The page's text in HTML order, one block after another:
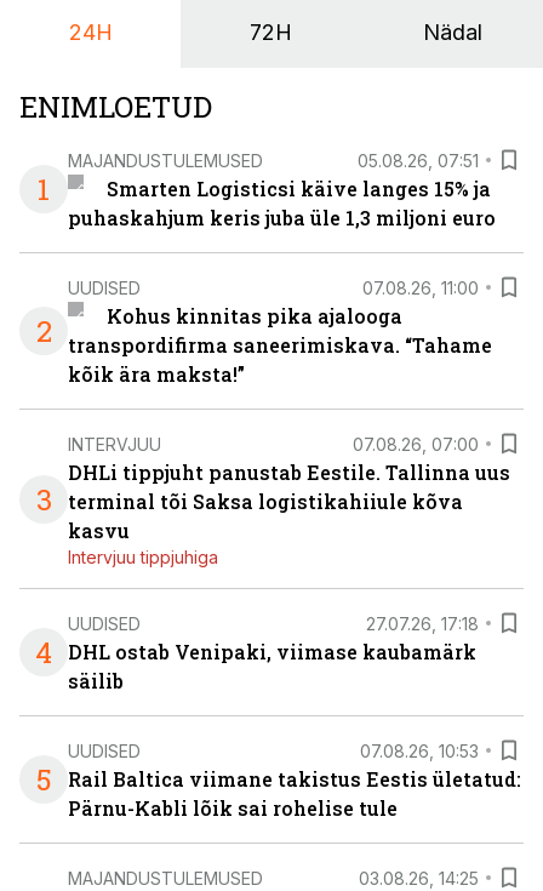
24H 72H Nädal
ENIMLOETUD
1
MAJANDUSTULEMUSED 05.08.26, 07:51
Smarten Logisticsi käive langes 15% ja
puhaskahjum keris juba üle 1,3 miljoni euro
2
UUDISED 07.08.26, 11:00
Kohus kinnitas pika ajalooga
transpordifirma saneerimiskava. “Tahame
kõik ära maksta!”
3
INTERVJUU 07.08.26, 07:00
DHLi tippjuht panustab Eestile. Tallinna uus
terminal tõi Saksa logistikahiiule kõva
kasvu
Intervjuu tippjuhiga
4
UUDISED 27.07.26, 17:18
DHL ostab Venipaki, viimase kaubamärk
säilib
5
UUDISED 07.08.26, 10:53
Rail Baltica viimane takistus Eestis ületatud:
Pärnu-Kabli lõik sai rohelise tule
MAJANDUSTULEMUSED 03.08.26, 14:25